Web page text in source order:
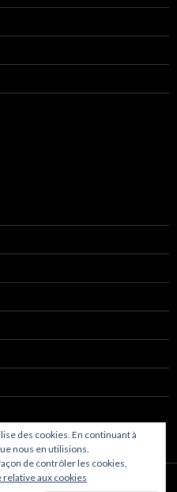
des cookies. En continuant à
nous en utilisions.
de contrôler les cookies,
relative aux cookies